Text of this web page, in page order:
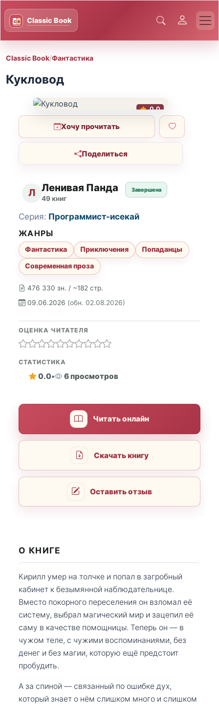
Classic Book/Фантастика
Кукловод
0.0
Хочу прочитать
Поделиться
Л Ленивая Панда
49 книг
Завершена
476 330 зн. / ~182 стр.
09.06.2026 (обн. 02.08.2026)
Серия: Программист-исекай
ЖАНРЫ
Фантастика Приключения
Попаданцы
Современная проза
ОЦЕНКА ЧИТАТЕЛЯ
СТАТИСТИКА
0.0• 6 просмотров
Читать онлайн
Скачать книгу
Оставить отзыв
О КНИГЕ
Кирилл умер на толчке и попал в загробный
кабинет к безымянной наблюдательнице.
Вместо покорного переселения он взломал её
систему, выбрал магический мир и зацепил её
саму в качестве помощницы. Теперь он — в
чужом теле, с чужими воспоминаниями, без
денег и без магии, которую ещё предстоит
пробудить.
А за спиной — связанный по ошибке дух,
который знает о нём слишком много и слишком